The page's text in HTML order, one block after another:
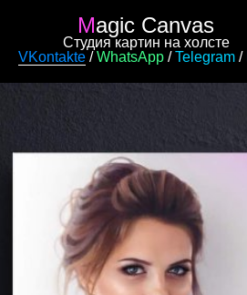
Magic Canvas
Студия картин на холсте
VKontakte /WhatsApp / Telegram /